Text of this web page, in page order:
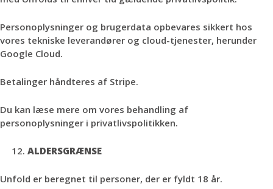
Personoplysninger og brugerdata opbevares sikkert hos
vores tekniske leverandører og cloud-tjenester, herunder
Google Cloud.
Betalinger håndteres af Stripe.
Du kan læse mere om vores behandling af
personoplysninger i privatlivspolitikken.
ALDERSGRÆNSE
Unfold er beregnet til personer, der er fyldt 18 år.